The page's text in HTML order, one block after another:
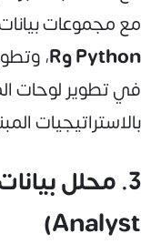
مع مجموعات
Python وR
،
في تطوير لوحات
بالاستراتيجيات
Analyst)